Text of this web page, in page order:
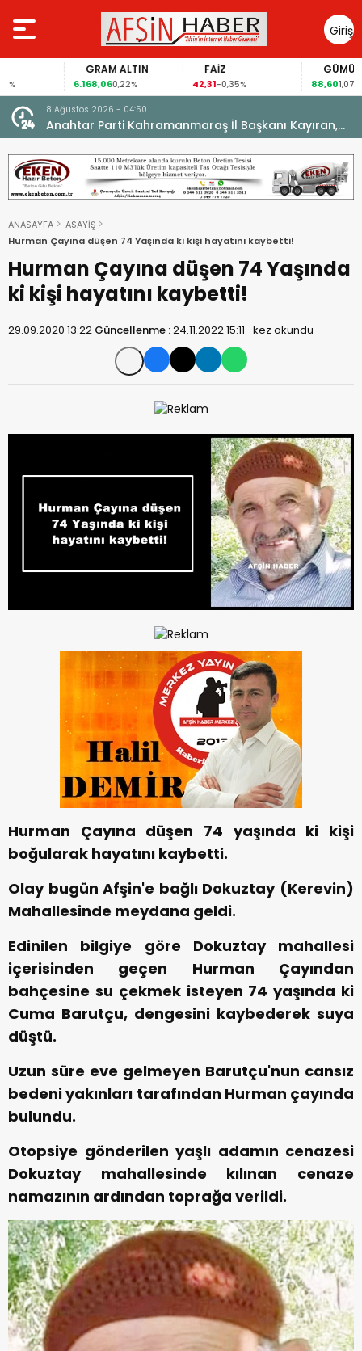
Giriş
Yap
GRAM ALTIN
6.168,060,22%
FAİZ
42,31 -0,35%
GÜMÜŞ
88,60 1,07%
8 Ağustos 2026 - 04:50
Anahtar Parti Kahramanmaraş İl Başkanı Kayıran,
Afşin Teşkilatı ile buluştu.
ANASAYFA
ASAYİŞ
Hurman Çayına düşen 74 Yaşında ki kişi hayatını kaybetti!
Hurman Çayına düşen 74 Yaşında
ki kişi hayatını kaybetti!
29.09.2020 13:22 Güncellenme :24.11.2022 15:11 kez okundu
Hurman Çayına düşen 74 yaşında ki kişi
boğularak hayatını kaybetti.
Olay bugün Afşin'e bağlı Dokuztay (Kerevin)
Mahallesinde meydana geldi.
Edinilen bilgiye göre Dokuztay mahallesi
içerisinden geçen Hurman Çayından
bahçesine su çekmek isteyen 74 yaşında ki
Cuma Barutçu, dengesini kaybederek suya
düştü.
Uzun süre eve gelmeyen Barutçu'nun cansız
bedeni yakınları tarafından Hurman çayında
bulundu.
Otopsiye gönderilen yaşlı adamın cenazesi
Dokuztay mahallesinde kılınan cenaze
namazının ardından toprağa verildi.